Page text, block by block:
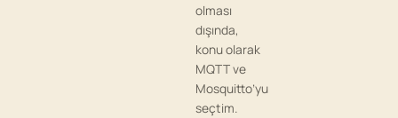
olması
dışında,
konu olarak
MQTT ve
Mosquitto’yu
seçtim.